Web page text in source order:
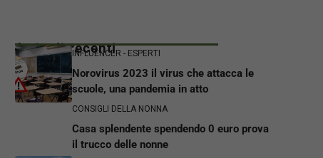
Articoli recentiINFLUENCER - ESPERTI
Norovirus 2023 il virus che attacca le
scuole, una pandemia in atto
CONSIGLI DELLA NONNA
Casa splendente spendendo 0 euro prova
il trucco delle nonne